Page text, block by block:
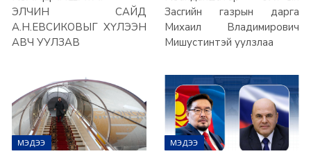
ЭЛЧИН САЙД
А.Н.ЕВСИКОВЫГ ХҮЛЭЭН
АВЧ УУЛЗАВ
Засгийн газрын дарга
Михаил Владимирович
Мишустинтэй уулзлаа
МЭДЭЭ МЭДЭЭ